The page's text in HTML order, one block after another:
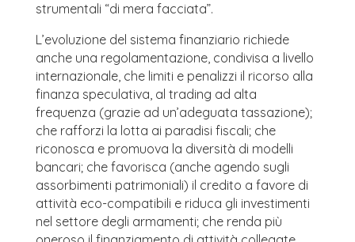
strumentali “di mera facciata”.
L’evoluzione del sistema finanziario richiede
anche una regolamentazione, condivisa a livello
internazionale, che limiti e penalizzi il ricorso alla
finanza speculativa, al trading ad alta
frequenza (grazie ad un’adeguata tassazione);
che rafforzi la lotta ai paradisi fiscali; che
riconosca e promuova la diversità di modelli
bancari; che favorisca (anche agendo sugli
assorbimenti patrimoniali) il credito a favore di
attività eco-compatibili e riduca gli investimenti
nel settore degli armamenti; che renda più